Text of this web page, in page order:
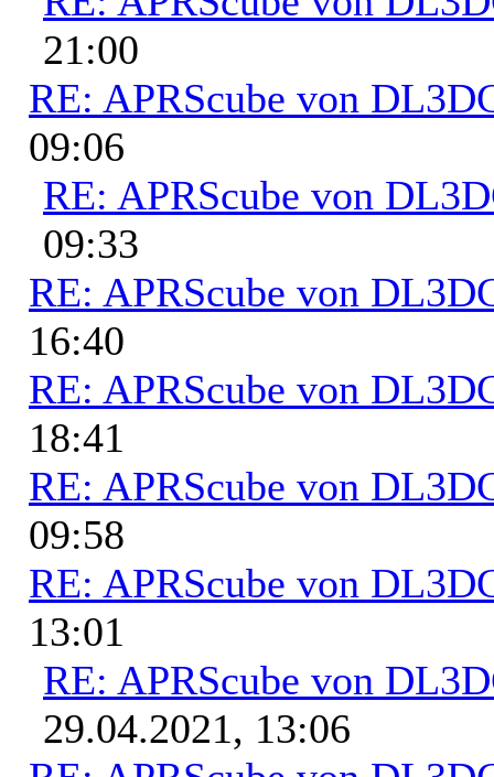
21:00
RE: APRScube von
09:06
RE: APRScube von
09:33
RE: APRScube von
16:40
RE: APRScube von
18:41
RE: APRScube von
09:58
RE: APRScube von
13:01
RE: APRScube von
29.04.2021, 13:06